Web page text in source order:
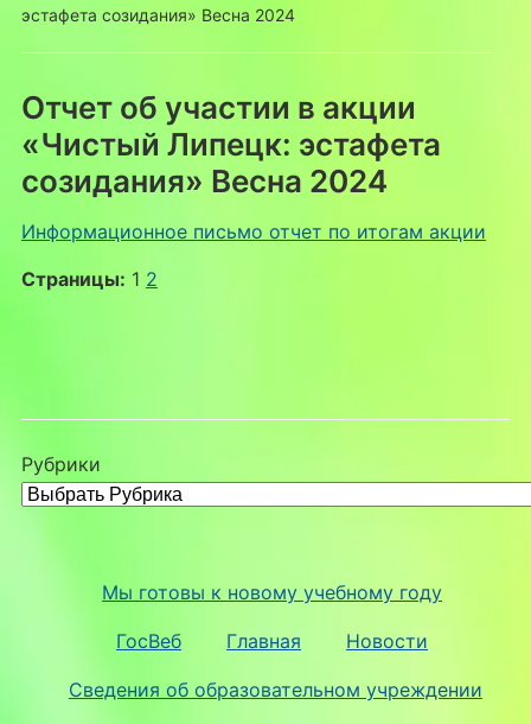
эстафета созидания» Весна 2024
Отчет об участии в акции
«Чистый Липецк: эстафета
созидания» Весна 2024
Информационное письмо отчет по итогам акции
Страницы: 1 2
Рубрики
Мы готовы к новому учебному году
ГосВеб Главная Новости
Сведения об образовательном учреждении